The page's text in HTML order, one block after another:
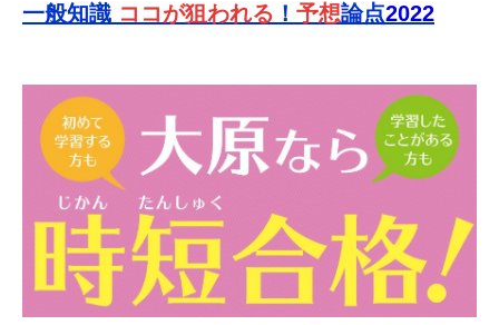
一般知識 ココが狙われる ！ 予想論点2022